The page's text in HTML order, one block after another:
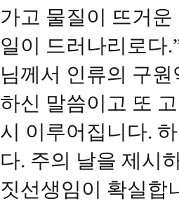
가고 물질이 뜨거
일이 드러나리로다
님께서 인류의 구
하신 말씀이고 또
시 이루어집니다.
다. 주의 날을 제시
짓선생임이 확실합